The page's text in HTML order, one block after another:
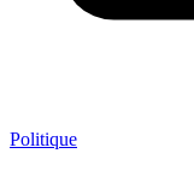
Politique